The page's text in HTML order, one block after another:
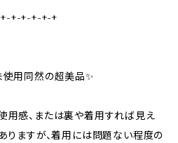
+-+-+-+-+
使用同然の超美品✨
用感、または裏や着用すれば見え
りますが、着用には問題ない程度の